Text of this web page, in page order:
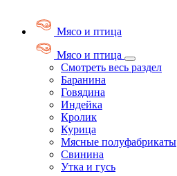
Мясо и птица
Мясо и птица
Смотреть весь раздел
Баранина
Говядина
Индейка
Кролик
Курица
Мясные полуфабрикаты
Свинина
Утка и гусь